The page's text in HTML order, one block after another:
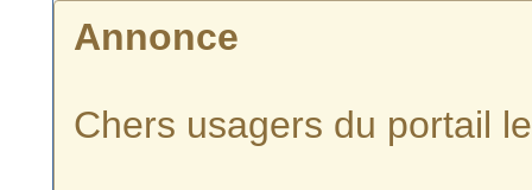
Annonce
Chers usagers du portail